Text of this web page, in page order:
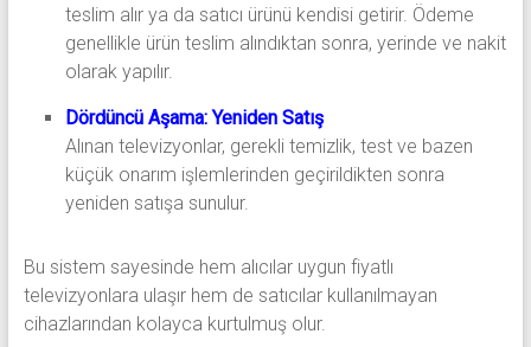
teslim alır ya da satıcı ürünü kendisi getirir. Ödeme
genellikle ürün teslim alındıktan sonra, yerinde ve nakit
olarak yapılır.
Dördüncü Aşama: Yeniden Satış
Alınan televizyonlar, gerekli temizlik, test ve bazen
küçük onarım işlemlerinden geçirildikten sonra
yeniden satışa sunulur.
Bu sistem sayesinde hem alıcılar uygun fiyatlı
televizyonlara ulaşır hem de satıcılar kullanılmayan
cihazlarından kolayca kurtulmuş olur.